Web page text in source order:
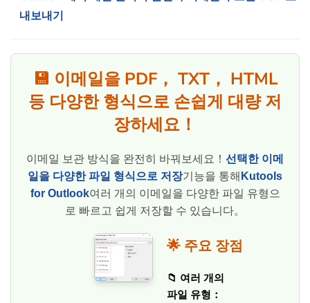
내보내기
💾 이메일을 PDF， TXT， HTML
등 다양한 형식으로 손쉽게 대량 저
장하세요！
이메일 보관 방식을 완전히 바꿔보세요！ 선택한 이메
일을 다양한 파일 형식으로 저장기능을 통해 Kutools
for Outlook여러 개의 이메일을 다양한 파일 유형으
로 빠르고 쉽게 저장할 수 있습니다。
🌟 주요 장점
📁 여러 개의
파일 유형：